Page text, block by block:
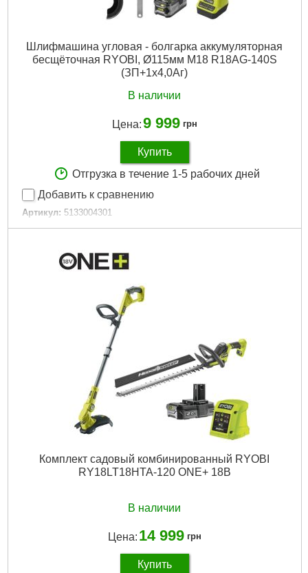
Шлифмашина угловая - болгарка аккумуляторная
бесщёточная RYOBI, Ø115мм M18 R18AG-140S
(ЗП+1x4,0Aг)
В наличии
Цена:9 999 грн
Купить
Отгрузка в течение 1-5 рабочих дней
Добавить к сравнению
Артикул: 5133004301
Код товара: 30.64.58
Подробнее...
Комплект садовый комбинированный RYOBI
RY18LT18HTA-120 ONE+ 18В
В наличии
Цена: 14 999 грн
Купить